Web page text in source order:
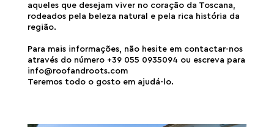
aqueles que desejam viver no coração da Toscana,
rodeados pela beleza natural e pela rica história da
região.
Para mais informações, não hesite em contactar-nos
através do número +39 055 0935094 ou escreva para
info@roofandroots.com
Teremos todo o gosto em ajudá-lo.